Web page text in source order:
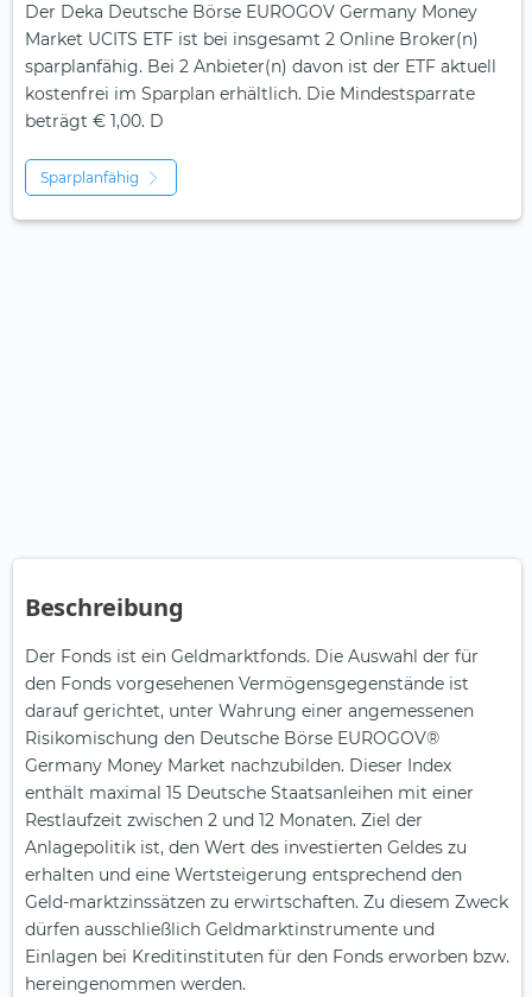
Der Deka Deutsche Börse EUROGOV Germany Money
Market UCITS ETF ist bei insgesamt 2 Online Broker(n)
sparplanfähig. Bei 2 Anbieter(n) davon ist der ETF aktuell
kostenfrei im Sparplan erhältlich. Die Mindestsparrate
beträgt € 1,00. D
Sparplanfähig
Beschreibung
Der Fonds ist ein Geldmarktfonds. Die Auswahl der für
den Fonds vorgesehenen Vermögensgegenstände ist
darauf gerichtet, unter Wahrung einer angemessenen
Risikomischung den Deutsche Börse EUROGOV®
Germany Money Market nachzubilden. Dieser Index
enthält maximal 15 Deutsche Staatsanleihen mit einer
Restlaufzeit zwischen 2 und 12 Monaten. Ziel der
Anlagepolitik ist, den Wert des investierten Geldes zu
erhalten und eine Wertsteigerung entsprechend den
Geld-marktzinssätzen zu erwirtschaften. Zu diesem Zweck
dürfen ausschließlich Geldmarktinstrumente und
Einlagen bei Kreditinstituten für den Fonds erworben bzw.
hereingenommen werden.